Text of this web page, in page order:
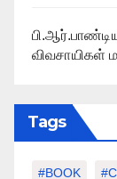
விவசாயிகள்
Tags
#BOOK